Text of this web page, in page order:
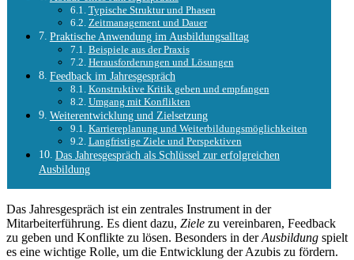
Typische Struktur und Phasen
Zeitmanagement und Dauer
Praktische Anwendung im Ausbildungsalltag
Beispiele aus der Praxis
Herausforderungen und Lösungen
Feedback im Jahresgespräch
Konstruktive Kritik geben und empfangen
Umgang mit Konflikten
Weiterentwicklung und Zielsetzung
Karriereplanung und Weiterbildungsmöglichkeiten
Langfristige Ziele und Perspektiven
Das Jahresgespräch als Schlüssel zur erfolgreichen
Ausbildung
Das Jahresgespräch ist ein zentrales Instrument in der
Mitarbeiterführung. Es dient dazu, Ziele zu vereinbaren, Feedback
zu geben und Konflikte zu lösen. Besonders in derAusbildung spielt
es eine wichtige Rolle, um die Entwicklung der Azubis zu fördern.